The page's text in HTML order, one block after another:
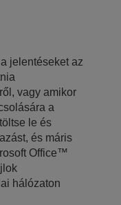
jelentéseket az
vagy amikor
a
le és
és máris
Office™
hálózaton